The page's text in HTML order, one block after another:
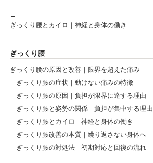
→
ぎっくり腰とカイロ｜神経と身体の働き
ぎっくり腰
ぎっくり腰の原因と改善｜限界を超えた痛み
ぎっくり腰の症状｜動けない痛みの特徴
ぎっくり腰の原因｜負担が限界に達する理由
ぎっくり腰と姿勢の関係｜負担が集中する理由
ぎっくり腰とカイロ｜神経と身体の働き
ぎっくり腰改善の本質｜繰り返さない身体へ
ぎっくり腰の対処法｜初期対応と回復の流れ